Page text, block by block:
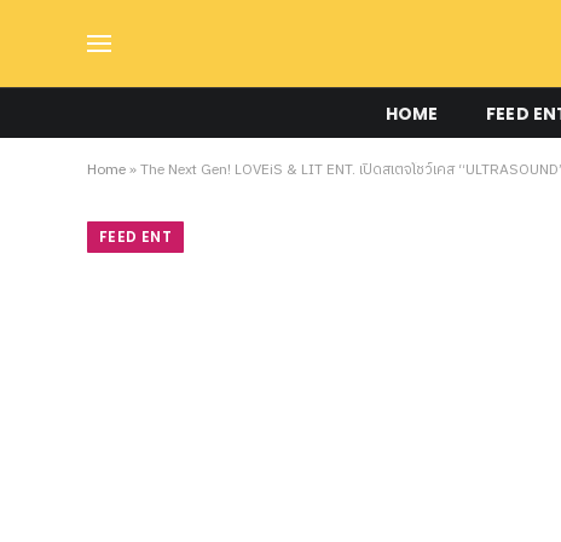
HOME FEED
Home»The Next Gen! LOVEiS & LIT ENT. เปิดสเตจโชว์เคส
FEED ENT